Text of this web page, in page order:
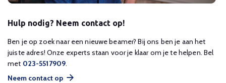
Hulp nodig? Neem contact op!
Ben je op zoek naar een nieuwe beamer? Bij ons ben je aan het
juiste adres! Onze experts staan voor je klaar om je te helpen. Bel
met 023-5517909.
Neem contact op